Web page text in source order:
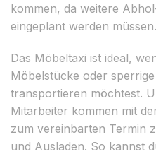
kommen, da weitere
eingeplant werden müssen.
Das Möbeltaxi ist ideal,
Möbelstücke oder sperrige
transportieren möchtest.
Mitarbeiter kommen mit
zum vereinbarten Termin
und Ausladen. So kannst